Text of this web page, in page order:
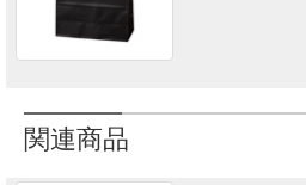
関連商品